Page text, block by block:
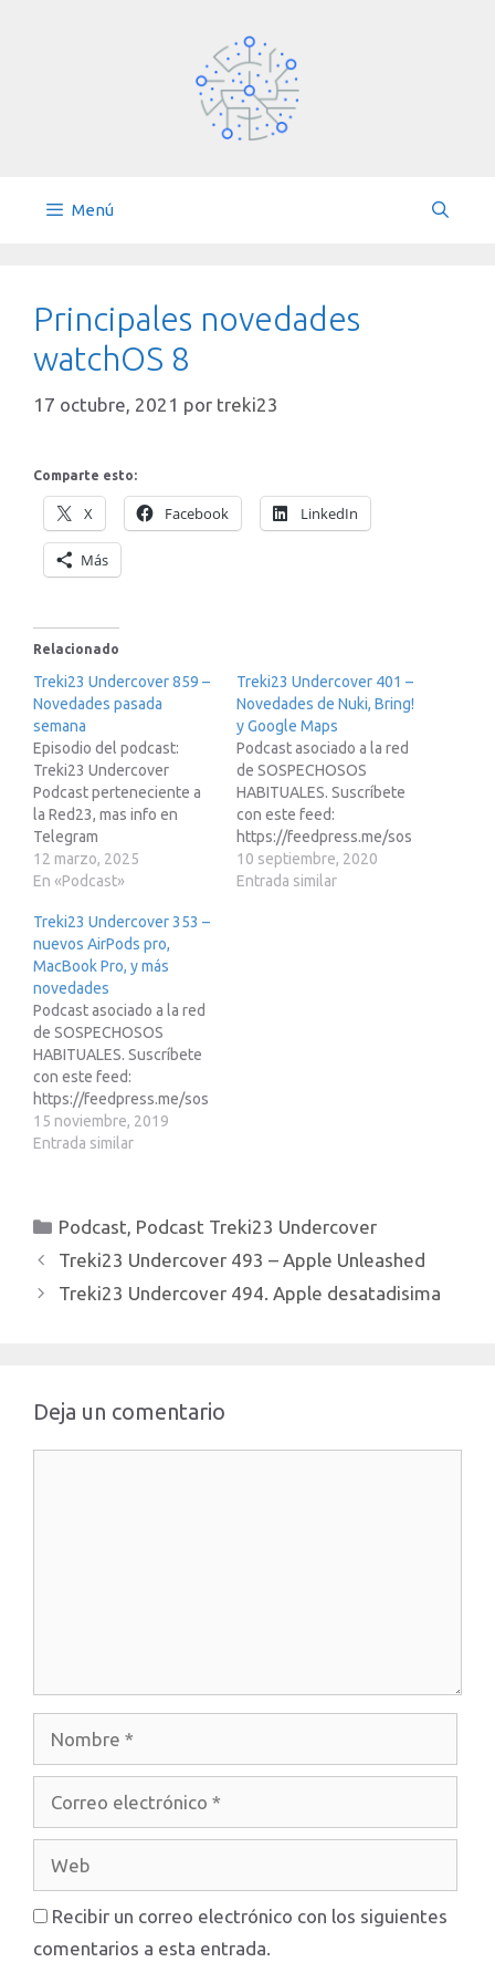
Menú
Principales novedades
watchOS 8
17 octubre, 2021 por treki23
Comparte esto:
X Facebook LinkedIn
Más
Relacionado
Treki23 Undercover 859 –
Novedades pasada
semana
Episodio del podcast:
Treki23 Undercover
Podcast perteneciente a
la Red23, mas info en
Telegram
https://t.me/red23es Si
estas pensando en
mi enlace de
recomendación para que
pueda obtener 250€ de
descuento.
http://treki23.com/tesla
Enlace para apuntarte a
Mike”s Academy:
https://treki23.com/mikes
Ademas te paso otros
enlaces de referidos:…
12 marzo, 2025
En «Podcast»
Treki23 Undercover 401 –
Novedades de Nuki, Bring!
y Google Maps
Podcast asociado a la red
de SOSPECHOSOS
HABITUALES. Suscríbete
con este feed:
https://feedpress.me/sos
pechososhabitualesEnlac
e de afiliados de Amazon:
10 septiembre, 2020
Entrada similar
Treki23 Undercover 353 –
nuevos AirPods pro,
MacBook Pro, y más
novedades
Podcast asociado a la red
de SOSPECHOSOS
HABITUALES. Suscríbete
con este feed:
https://feedpress.me/sos
pechososhabitualesEnlac
e de afiliados de Amazon:
saca partido a tu Apple
Watch https://...
15 noviembre, 2019
Entrada similar
Categorías
Podcast Podcast Treki23 Undercover
Treki23 Undercover 493 – Apple Unleashed
Treki23 Undercover 494. Apple desatadisima
Deja un comentario
electrónico
Recibir un correo electrónico con los siguientes
comentarios a esta entrada.